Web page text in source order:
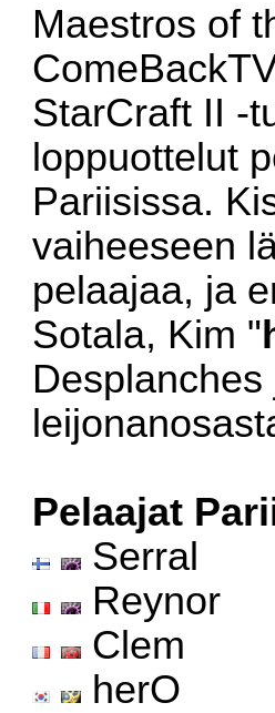
Maestros of
StarCraft II -
loppuottelut
Pariisissa.
vaiheeseen
pelaajaa, ja
Sotala, Kim "
Pelaajat
Serral
Reynor
Clem
herO